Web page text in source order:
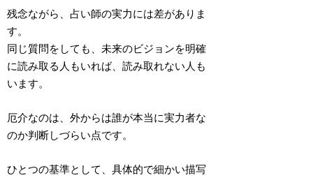
残念ながら、占い師の実力には差がありま
す。
同じ質問をしても、未来のビジョンを明確
に読み取る人 もいれば、読み取れない人 も
います。
厄介なのは、外からは誰が本当に実力者な
のか判断しづらい点です。
ひとつの基準として、具体的で細かい描写